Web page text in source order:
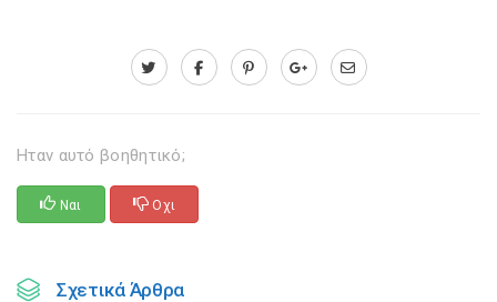
Ηταν αυτό βοηθητικό;
Ναι Οχι
Σχετικά Άρθρα